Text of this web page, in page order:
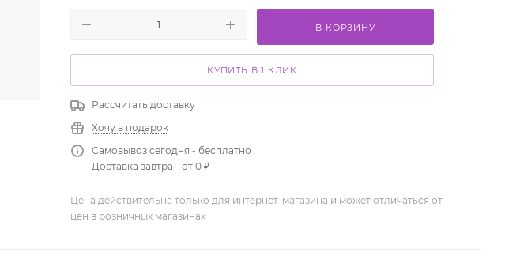
В КОРЗИНУ
КУПИТЬ В 1 КЛИК
Рассчитать доставку
Хочу в подарок
Самовывоз сегодня - бесплатно
Доставка завтра - от 0 ₽
Цена действительна только для интернет-магазина и может отличаться от
цен в розничных магазинах